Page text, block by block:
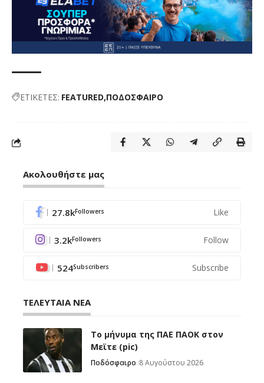
ΕΤΙΚΕΤΕΣ: FEATURED ΠΟΔΟΣΦΑΙΡΟ
Ακολουθήστε μας
27.8kFollowers Like
3.2kFollowers Follow
524Subscribers Subscribe
ΤΕΛΕΥΤΑΙΑ ΝΕΑ
Το μήνυμα της ΠΑΕ ΠΑΟΚ στον
Μεϊτε (pic)
Ποδόσφαιρο 8 Αυγούστου 2026